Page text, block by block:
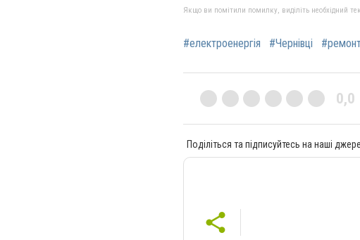
Якщо ви помітили помилку, виділіть необхідний
#електроенергія #Чернівці
0,0
Поділіться та підписуйтесь на наші